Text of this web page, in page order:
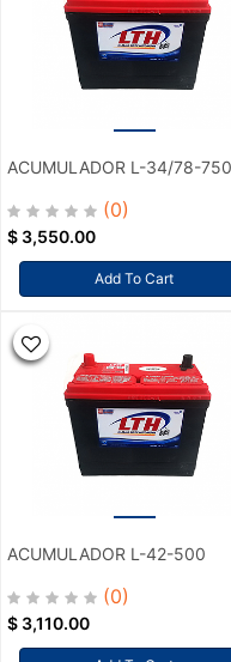
ACUMULADOR L-34/78-750
(0)
$ 3,550.00
Add To Cart
ACUMULADOR L-42-500
(0)
$ 3,110.00